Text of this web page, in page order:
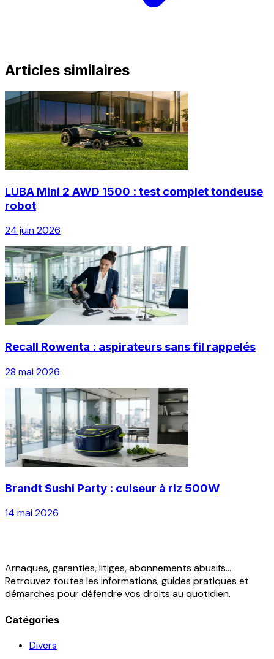
Articles similaires
LUBA Mini 2 AWD 1500 : test complet tondeuse
robot
24 juin 2026
Recall Rowenta : aspirateurs sans fil rappelés
28 mai 2026
Brandt Sushi Party : cuiseur à riz 500W
14 mai 2026
Arnaques, garanties, litiges, abonnements abusifs...
Retrouvez toutes les informations, guides pratiques et
démarches pour défendre vos droits au quotidien.
Catégories
Divers